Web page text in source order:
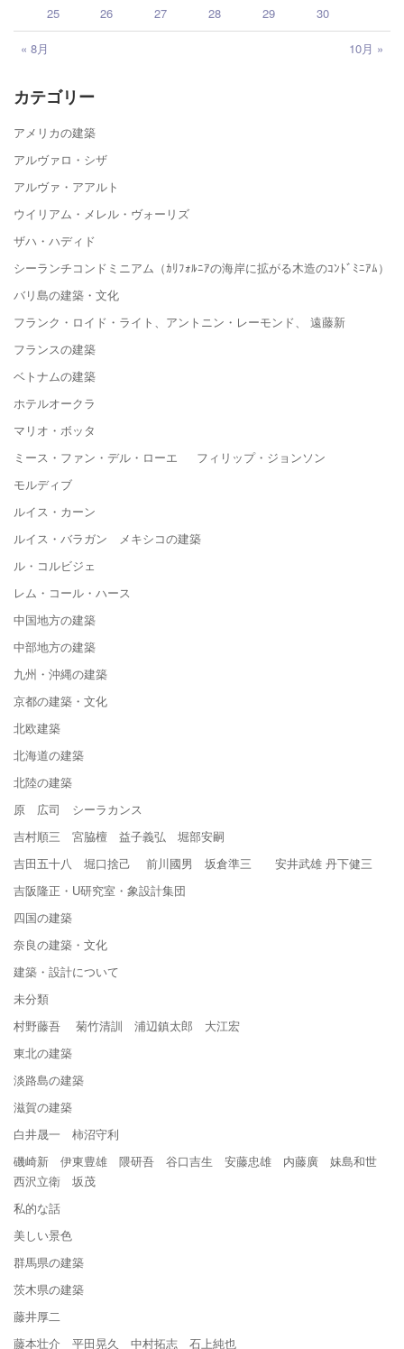
« 8月 10月 »
25 26 27 28 29 30
カテゴリー
アメリカの建築
アルヴァロ・シザ
アルヴァ・アアルト
ウイリアム・メレル・ヴォーリズ
ザハ・ハディド
シーランチコンドミニアム（ｶﾘﾌｫﾙﾆｱの海岸に拡がる木造のｺﾝﾄﾞﾐﾆｱﾑ）
バリ島の建築・文化
フランク・ロイド・ライト、アントニン・レーモンド、 遠藤新
フランスの建築
ベトナムの建築
ホテルオークラ
マリオ・ボッタ
ミース・ファン・デル・ローエ フィリップ・ジョンソン
モルディブ
ルイス・カーン
ルイス・バラガン メキシコの建築
ル・コルビジェ
レム・コール・ハース
中国地方の建築
中部地方の建築
九州・沖縄の建築
京都の建築・文化
北欧建築
北海道の建築
北陸の建築
原 広司 シーラカンス
吉村順三 宮脇檀 益子義弘 堀部安嗣
吉田五十八 堀口捨己 前川國男 坂倉準三 安井武雄 丹下健三
吉阪隆正・U研究室・象設計集団
四国の建築
奈良の建築・文化
建築・設計について
未分類
村野藤吾 菊竹清訓 浦辺鎮太郎 大江宏
東北の建築
淡路島の建築
滋賀の建築
白井晟一 柿沼守利
磯崎新 伊東豊雄 隈研吾 谷口吉生 安藤忠雄 内藤廣 妹島和世
西沢立衛 坂茂
私的な話
美しい景色
群馬県の建築
茨木県の建築
藤井厚二
藤本壮介 平田晃久 中村拓志 石上純也